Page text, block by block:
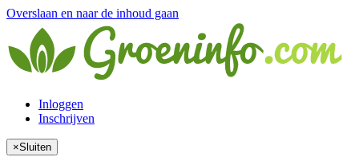
Overslaan en naar de inhoud gaan
Inloggen
Inschrijven
×Sluiten